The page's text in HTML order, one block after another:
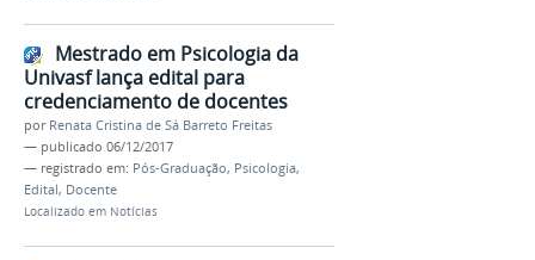
Mestrado em Psicologia da
Univasf lança edital para
credenciamento de docentes
por Renata Cristina de Sá Barreto Freitas
— publicado 06/12/2017
— registrado em: Pós-Graduação, Psicologia,
Edital, Docente
Localizado em Notícias